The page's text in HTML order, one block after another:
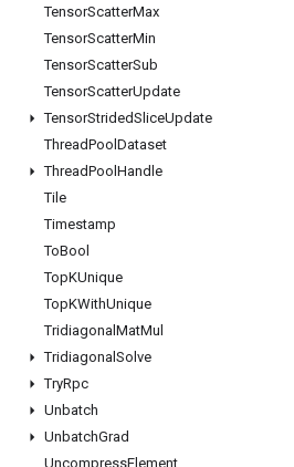
TensorScatterMax
TensorScatterMin
TensorScatterSub
TensorScatterUpdate
TensorStridedSliceUpdate
ThreadPool Dataset
ThreadPool Handle
Tile
Timestamp
ToBool
TopKUnique
TopKWithUnique
Tridiagonal MatMul
Tridiagonal Solve
TryRpc
Unbatch
UnbatchGrad
UncompressElement